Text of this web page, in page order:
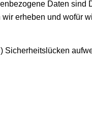
Daten sind
erheben und wofür
Sicherheitslücken